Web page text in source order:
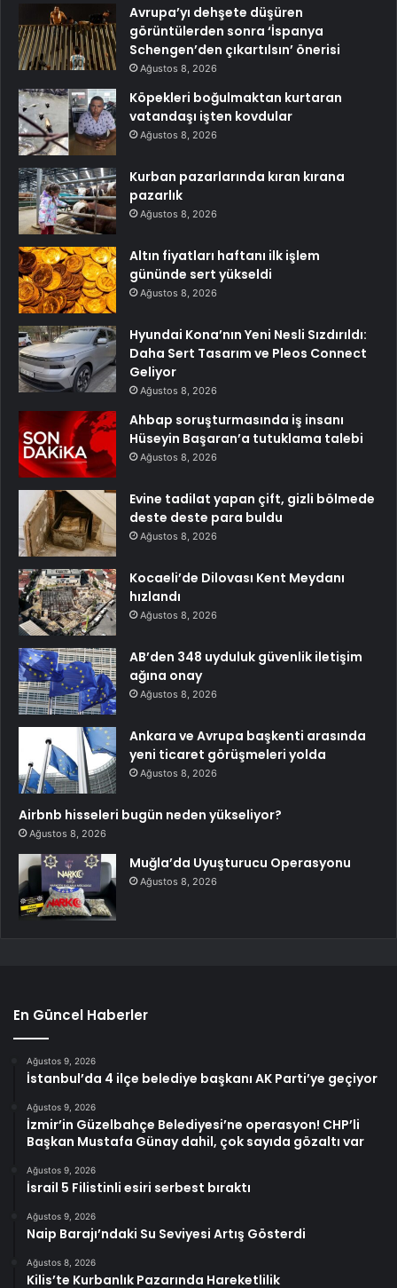
Avrupa’yı dehşete düşüren
görüntülerden sonra ‘İspanya
Schengen’den çıkartılsın’ önerisi
Ağustos 8, 2026
Köpekleri boğulmaktan kurtaran
vatandaşı işten kovdular
Ağustos 8, 2026
Kurban pazarlarında kıran kırana
pazarlık
Ağustos 8, 2026
Altın fiyatları haftanı ilk işlem
gününde sert yükseldi
Ağustos 8, 2026
Hyundai Kona’nın Yeni Nesli Sızdırıldı:
Daha Sert Tasarım ve Pleos Connect
Geliyor
Ağustos 8, 2026
Ahbap soruşturmasında iş insanı
Hüseyin Başaran’a tutuklama talebi
Ağustos 8, 2026
Evine tadilat yapan çift, gizli bölmede
deste deste para buldu
Ağustos 8, 2026
Kocaeli’de Dilovası Kent Meydanı
hızlandı
Ağustos 8, 2026
AB’den 348 uyduluk güvenlik iletişim
ağına onay
Ağustos 8, 2026
Ankara ve Avrupa başkenti arasında
yeni ticaret görüşmeleri yolda
Ağustos 8, 2026
Airbnb hisseleri bugün neden yükseliyor?
Ağustos 8, 2026
Muğla’da Uyuşturucu Operasyonu
Ağustos 8, 2026
En Güncel Haberler
Ağustos 9, 2026
İstanbul’da 4 ilçe belediye başkanı AK Parti’ye geçiyor
Ağustos 9, 2026
İzmir’in Güzelbahçe Belediyesi’ne operasyon! CHP’li
Başkan Mustafa Günay dahil, çok sayıda gözaltı var
Ağustos 9, 2026
İsrail 5 Filistinli esiri serbest bıraktı
Ağustos 9, 2026
Naip Barajı’ndaki Su Seviyesi Artış Gösterdi
Ağustos 8, 2026
Kilis’te Kurbanlık Pazarında Hareketlilik